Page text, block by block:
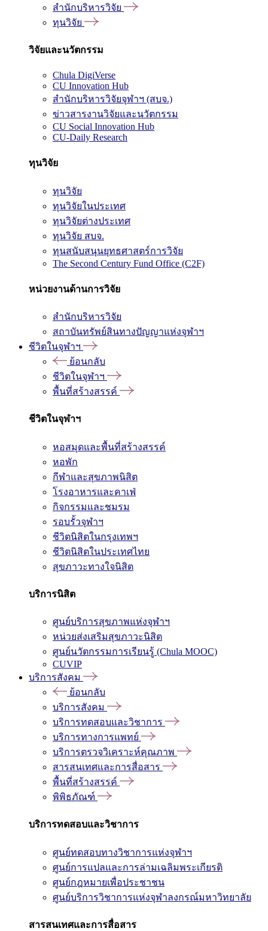
สำนักบริหารวิจัย
ทุนวิจัย
วิจัยและนวัตกรรม
Chula DigiVerse
CU Innovation Hub
สำนักบริหารวิจัยจุฬาฯ (สบจ.)
ข่าวสารงานวิจัยและนวัตกรรม
CU Social Innovation Hub
CU-Daily Research
ทุนวิจัย
ทุนวิจัย
ทุนวิจัยในประเทศ
ทุนวิจัยต่างประเทศ
ทุนวิจัย สบจ.
ทุนสนับสนุนยุทธศาสตร์การวิจัย
The Second Century Fund Office (C2F)
หน่วยงานด้านการวิจัย
สำนักบริหารวิจัย
สถาบันทรัพย์สินทางปัญญาแห่งจุฬาฯ
ชีวิตในจุฬาฯ
ย้อนกลับ
ชีวิตในจุฬาฯ
พื้นที่สร้างสรรค์
ชีวิตในจุฬาฯ
หอสมุดและพื้นที่สร้างสรรค์
หอพัก
กีฬาและสุขภาพนิสิต
โรงอาหารและคาเฟ่
กิจกรรมและชมรม
รอบรั้วจุฬาฯ
ชีวิตนิสิตในกรุงเทพฯ
ชีวิตนิสิตในประเทศไทย
สุขภาวะทางใจนิสิต
บริการนิสิต
ศูนย์บริการสุขภาพแห่งจุฬาฯ
หน่วยส่งเสริมสุขภาวะนิสิต
ศูนย์นวัตกรรมการเรียนรู้ (Chula MOOC)
CUVIP
บริการสังคม
ย้อนกลับ
บริการสังคม
บริการทดสอบและวิชาการ
บริการทางการแพทย์
บริการตรวจวิเคราะห์คุณภาพ
สารสนเทศและการสื่อสาร
พื้นที่สร้างสรรค์
พิพิธภัณฑ์
บริการทดสอบและวิชาการ
ศูนย์ทดสอบทางวิชาการแห่งจุฬาฯ
ศูนย์การแปลและการล่ามเฉลิมพระเกียรติ
ศูนย์กฎหมายเพื่อประชาชน
ศูนย์บริการวิชาการแห่งจุฬาลงกรณ์มหาวิทยาลัย
สารสนเทศและการสื่อสาร